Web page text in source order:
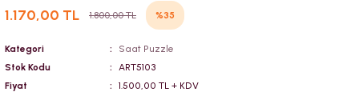
1.170,00 TL 1.800,00 TL %35
Kategori
Saat Puzzle
Stok Kodu
ART5103
Fiyat
1.500,00 TL + KDV